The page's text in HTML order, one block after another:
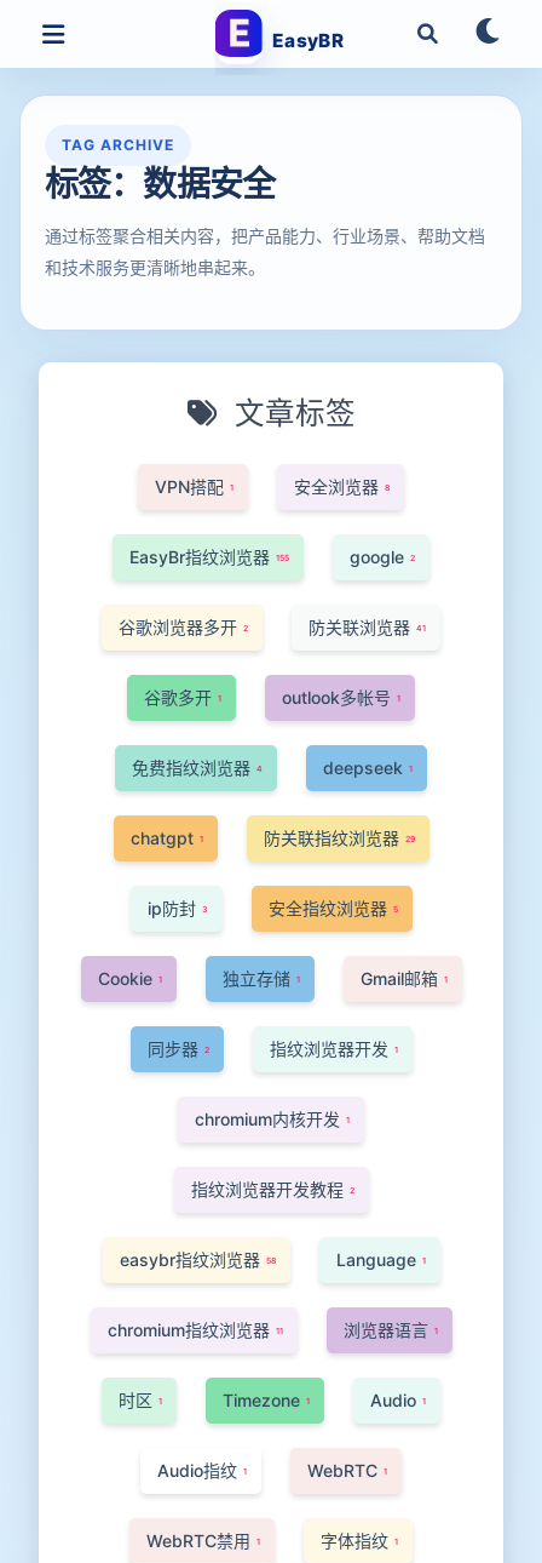
EasyBR
TAG ARCHIVE
标签：数据安全
通过标签聚合相关内容，把产品能力、行业场景、帮助文档
和技术服务更清晰地串起来。
文章标签
VPN搭配 1 安全浏览器 8
EasyBr指纹浏览器 155 google 2
谷歌浏览器多开 2 防关联浏览器 41
谷歌多开 1 outlook多帐号 1
免费指纹浏览器 4 deepseek 1
chatgpt 1 防关联指纹浏览器 29
ip防封 3 安全指纹浏览器 5
Cookie 1 独立存储 1 Gmail邮箱 1
同步器 2 指纹浏览器开发 1
chromium内核开发 1
指纹浏览器开发教程 2
easybr指纹浏览器 58 Language 1
chromium指纹浏览器 11 浏览器语言 1
时区 1 Timezone 1 Audio 1
Audio指纹 1 WebRTC 1
WebRTC禁用 1 字体指纹 1